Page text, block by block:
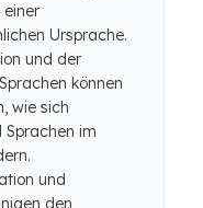
einer
Ursprache.
und der
können
wie sich
Sprachen im
und
den